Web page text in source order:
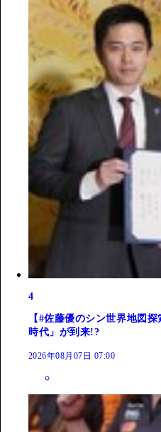
4
【#佐藤優のシン世界地図
時代」が到来!?
2026年08月07日 07:00